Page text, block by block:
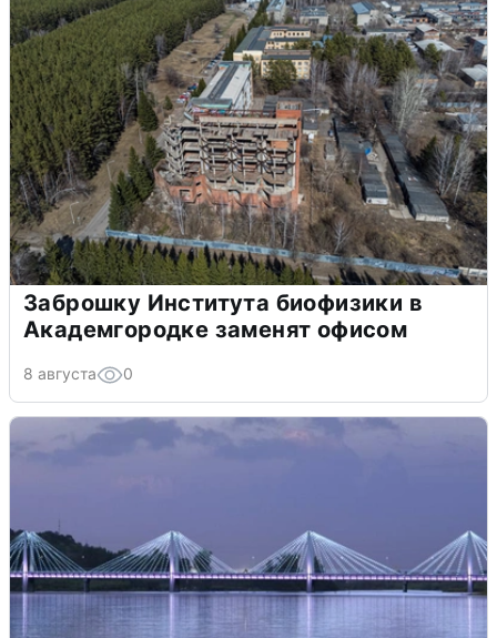
Заброшку Института биофизики в
Академгородке заменят офисом
8 августа 0